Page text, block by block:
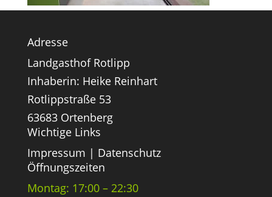
Adresse
Landgasthof Rotlipp
Inhaberin: Heike Reinhart
Rotlippstraße 53
63683 Ortenberg
Wichtige Links
Impressum | Datenschutz
Öffnungszeiten
Montag: 17:00 – 22:30